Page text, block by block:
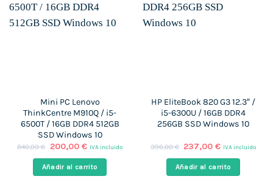
Mini PC Lenovo
ThinkCentre M910Q / i5-
6500T / 16GB DDR4 512GB
SSD Windows 10
840,00€
El
original
era:
200,00 €El
actual
es:
IVA incluido
Añadir al carrito
HP EliteBook 820 G3 12.3″ /
i5-6300U / 16GB DDR4
256GB SSD Windows 10
396,00€ El
original
era:
237,00€El
actual
es:
IVA incluido
Añadir al carrito